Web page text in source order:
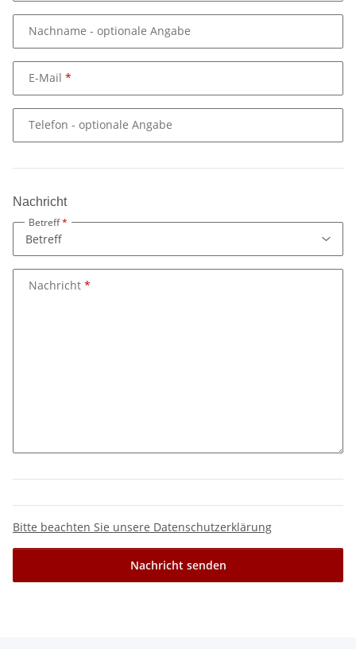
Nachname - optionale Angabe
E-Mail
Telefon - optionale Angabe
Nachricht
Betreff
Nachricht
Bitte beachten Sie unsere Datenschutzerklärung
Nachricht senden